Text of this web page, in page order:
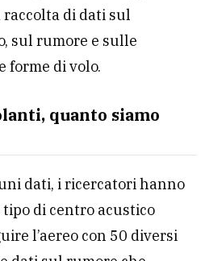
raccolta di dati sul
sul rumore e sulle
forme di volo.
quanto siamo
dati, i ricercatori hanno
di centro acustico
l’aereo con 50 diversi